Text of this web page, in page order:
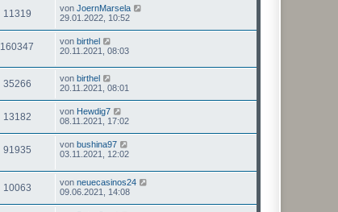
11319 von JoernMarsela
29.01.2022, 10:52
160347 von birthel
20.11.2021, 08:03
35266 von birthel
20.11.2021, 08:01
13182 von Hewdig7
08.11.2021, 17:02
91935 von bushina97
03.11.2021, 12:02
10063 von neuecasinos24
09.06.2021, 14:08